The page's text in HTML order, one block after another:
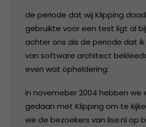
de periode dat wij Klipping
gebruikte voor een test ligt al
achter ons als de periode dat
van software architect
even wat opheldering:
in novemeber 2004 hebben we
gedaan met Klipping om te
we de bezoekers van ilse.nl op